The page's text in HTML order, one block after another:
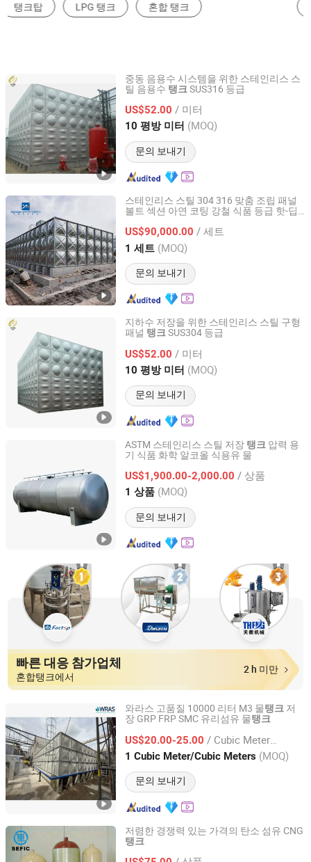
혼합탱크 하수 처리 장비 유제품 가공기계
중동 음용수 시스템을 위한 스테인리스 스
틸 음용수 탱크 SUS316 등급
US$52.00 / 미터
10 평방 미터 (MOQ)
문의 보내기
JINAN YINHE WATER SUPPLY AND DRAINAGE
EQUIPMENT CO., LTD.
Shandong, China 이후 2026
스테인리스 스틸 304 316 맞춤 조립 패널
볼트 섹션 아연 코팅 강철 식품 등급 핫-딥
US$90,000.00 / 세트
1 세트 (MOQ)
문의 보내기
Jiangsu Mingxing Water Supply Equipment Co., Ltd
Jiangsu, China 이후 2026
지하수 저장을 위한 스테인리스 스틸 구형
패널 탱크SUS304 등급
US$52.00 / 미터
10 평방 미터 (MOQ)
문의 보내기
JINAN YINHE WATER SUPPLY AND DRAINAGE
EQUIPMENT CO., LTD.
Shandong, China
ASTM 스테인리스 스틸 저장 탱크 압력 용
기 식품 화학 알코올 식용유 물
US$1,900.00-2,000.00 / 상품
1 상품 (MOQ)
문의 보내기
Yangzhou Camillo Machinery Co., Ltd
Jiangsu, China 이후 2026
빠른 대응 참가업체
혼합탱크에서
2 h 미만
와라스 고품질 10000 리터 M3 물탱크 저
장 GRP FRP SMC 유리섬유 물탱크
US$20.00-25.00 / Cubic Meter/Cubic Meters
1 Cubic Meter/Cubic Meters (MOQ)
문의 보내기
Shandong Lingwell Industrial and Trading Co., Ltd.
Shandong, China 이후 2025
저렴한 경쟁력 있는 가격의 탄소 섬유 CNG
탱크
Shanghai Eternal Faith Industry Co., Ltd.